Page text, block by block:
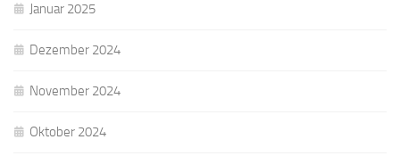
Januar 2025
Dezember 2024
November 2024
Oktober 2024